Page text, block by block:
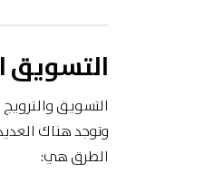
التسويق
التسويق
وتوجد هناك
الطرق هي: